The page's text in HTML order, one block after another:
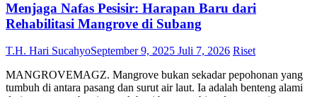
Menjaga Nafas Pesisir: Harapan Baru dari
Rehabilitasi Mangrove di Subang
T.H. Hari SucahyoSeptember 9, 2025 Juli 7, 2026 Riset
MANGROVEMAGZ. Mangrove bukan sekadar pepohonan yang
tumbuh di antara pasang dan surut air laut. Ia adalah benteng alami